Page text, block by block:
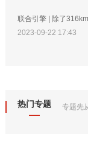
联合引擎 | 除了
2023-09-22 17:43
热门专题 专题先